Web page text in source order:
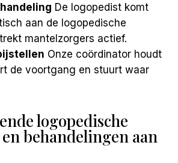
De logopedist komt
aan de logopedische
mantelzorgers actief.
Onze coördinator houdt
de voortgang en stuurt waar
logopedische
behandelingen aan